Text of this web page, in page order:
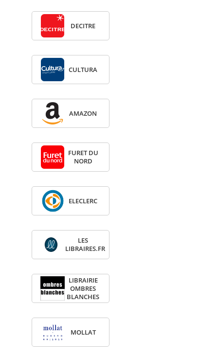
DECITRE
CULTURA
AMA­ZON
FURET DU
NORD
ELE­CLERC
LES
LIBRAIRES.FR
LIBRAI­RIE
OMBRES
BLANCHES
MOL­LAT